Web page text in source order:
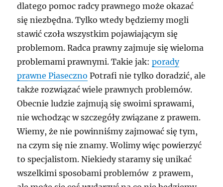
dlatego pomoc radcy prawnego może okazać
się niezbędna. Tylko wtedy będziemy mogli
stawić czoła wszystkim pojawiającym się
problemom. Radca prawny zajmuje się wieloma
problemami prawnymi. Takie jak:porady
prawne Piaseczno Potrafi nie tylko doradzić, ale
także rozwiązać wiele prawnych problemów.
Obecnie ludzie zajmują się swoimi sprawami,
nie wchodząc w szczegóły związane z prawem.
Wiemy, że nie powinniśmy zajmować się tym,
na czym się nie znamy. Wolimy więc powierzyć
to specjalistom. Niekiedy staramy się unikać
wszelkimi sposobami problemów z prawem,